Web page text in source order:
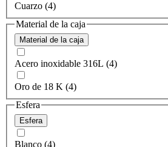
Cuarzo (4)
Material de la caja
Material de la caja
Acero inoxidable 316L (4)
Oro de 18 K (4)
Esfera
Esfera
Blanco (4)